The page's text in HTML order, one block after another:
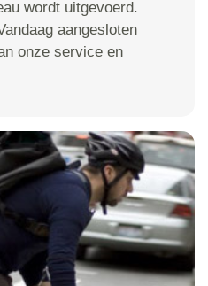
wordt uitgevoerd.
aangesloten
onze service en